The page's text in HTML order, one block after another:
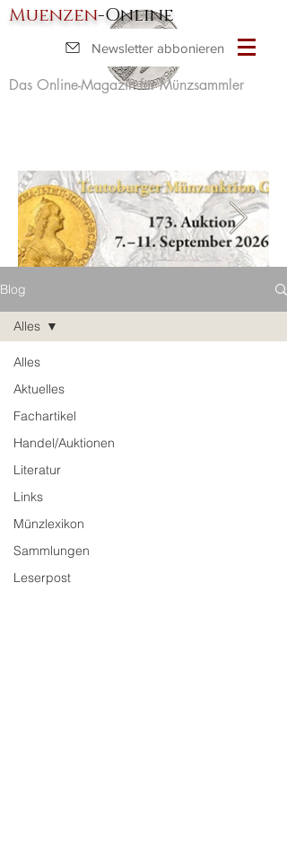
Muenzen-Online
Das Online-Magazin für Münzsammler
Newsletter abbonieren
Blog
Alles
Aktuelles
Fachartikel
Handel/Auktionen
Literatur
Links
Münzlexikon
Sammlungen
Leserpost
Alles